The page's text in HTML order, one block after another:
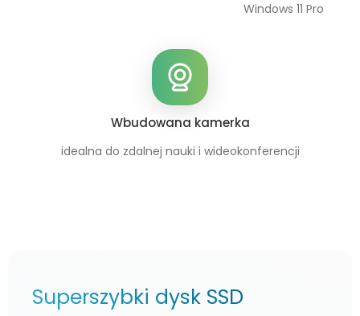
Windows 11 Pro
Wbudowana kamerka
idealna do zdalnej nauki i wideokonferencji
Superszybki dysk SSD